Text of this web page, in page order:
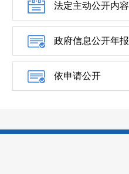
法定主动公开内容
政府信息公开年报
依申请公开